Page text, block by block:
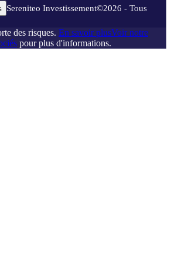
Sereniteo Investissement©2026 - Tous
des risques. En savoir plusVoir notre
pour plus d'informations.